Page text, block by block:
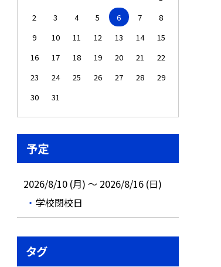
2
3 4 5 6 7
8
9
10 11 12 13 14
15
16
17 18 19 20 21
22
23
24 25 26 27 28
29
30
31
予定
2026/8/10 (月) ～ 2026/8/16 (日)
学校閉校日
タグ